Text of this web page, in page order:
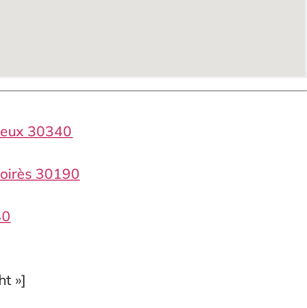
30340
30190
»]